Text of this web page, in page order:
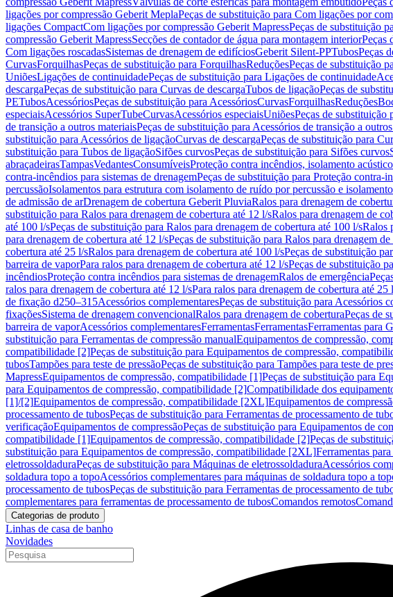
ligações por compressão Geberit MeplaPeças de substituição para Com ligações por
ligações CompactCom ligações por compressão Geberit MapressPeças de substituição
compressão Geberit MapressSecções de contador de água para montagem interiorPeças
Com ligações roscadasSistemas de drenagem de edifíciosGeberit Silent-PPTubosPeças
CurvasForquilhasPeças de substituição para ForquilhasReduçõesPeças de substituição
UniõesLigações de continuidadePeças de substituição para Ligações de continuidade
descargaPeças de substituição para Curvas de descargaTubos de ligaçãoPeças de
PETubosAcessóriosPeças de substituição para AcessóriosCurvasForquilhasReduções
especiaisAcessórios SuperTubeCurvasAcessórios especiaisUniõesPeças de substituição
de transição a outros materiaisPeças de substituição para Acessórios de transição a
substituição para Acessórios de ligaçãoCurvas de descargaPeças de substituição para
substituição para Tubos de ligaçãoSifões curvosPeças de substituição para Sifões curvos
abraçadeirasTampasVedantesConsumíveisProteção contra incêndios, isolamento
contra-incêndios para sistemas de drenagemPeças de substituição para Proteção contra-
percussãoIsolamentos para estrutura com isolamento de ruído por percussão e
de admissão de arDrenagem de cobertura Geberit PluviaRalos para drenagem de
substituição para Ralos para drenagem de cobertura até 12 l/sRalos para drenagem de
até 100 l/sPeças de substituição para Ralos para drenagem de cobertura até 100 l/sRalos
para drenagem de cobertura até 12 l/sPeças de substituição para Ralos para drenagem
cobertura até 25 l/sRalos para drenagem de cobertura até 100 l/sPeças de substituição
barreira de vaporPara ralos para drenagem de cobertura até 12 l/sPeças de substituição
incêndiosProteção contra incêndios para sistemas de drenagemRalos de emergência
ralos para drenagem de cobertura até 12 l/sPara ralos para drenagem de cobertura até 25
de fixação d250–315Acessórios complementaresPeças de substituição para Acessórios
fixaçõesSistema de drenagem convencionalRalos para drenagem de coberturaPeças de
barreira de vaporAcessórios complementaresFerramentasFerramentasFerramentas para
substituição para Ferramentas de compressão manualEquipamentos de compressão,
compatibilidade [2]Peças de substituição para Equipamentos de compressão,
tubosTampões para teste de pressãoPeças de substituição para Tampões para teste de
MapressEquipamentos de compressão, compatibilidade [1]Peças de substituição para
para Equipamentos de compressão, compatibilidade [2]Compatibilidade dos
[1]/[2]Equipamentos de compressão, compatibilidade [2XL]Equipamentos de
processamento de tubosPeças de substituição para Ferramentas de processamento de
verificaçãoEquipamentos de compressãoPeças de substituição para Equipamentos de
compatibilidade [1]Equipamentos de compressão, compatibilidade [2]Peças de
substituição para Equipamentos de compressão, compatibilidade [2XL]Ferramentas
eletrossoldaduraPeças de substituição para Máquinas de eletrossoldaduraAcessórios
soldadura topo a topoAcessórios complementares para máquinas de soldadura topo a
processamento de tubosPeças de substituição para Ferramentas de processamento de
complementares para ferramentas de processamento de tubosComandos remotos
Categorias de produto
Linhas de casa de banho
Novidades